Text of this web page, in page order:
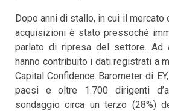
Dopo anni di stallo, in cui il mercato
acquisizioni è stato pressoché
parlato di ripresa del settore. Ad
hanno contribuito i dati registrati a
Capital Confidence Barometer di
paesi e oltre 1.700 dirigenti
sondaggio circa un terzo (28%)